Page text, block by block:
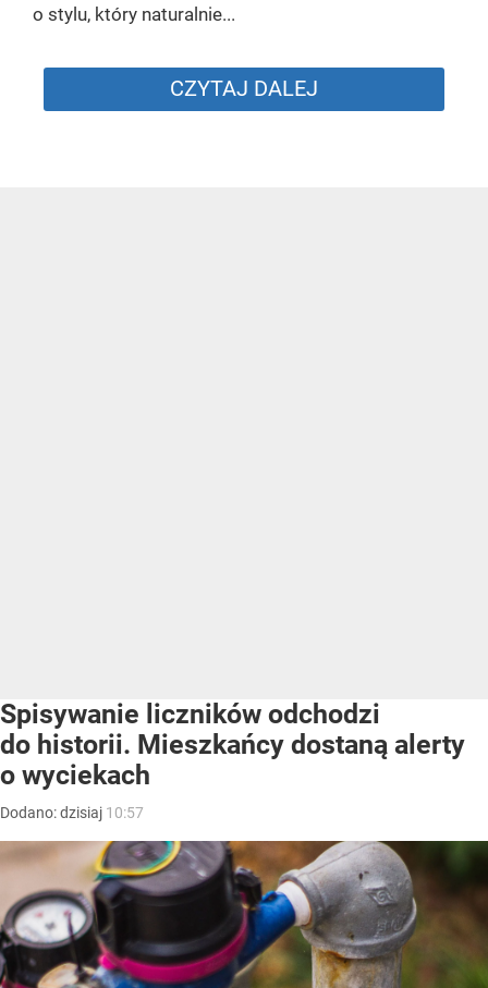
o stylu, który naturalnie...
CZYTAJ DALEJ
Spisywanie liczników odchodzi
do historii. Mieszkańcy dostaną alerty
o wyciekach
Dodano:dzisiaj 10:57